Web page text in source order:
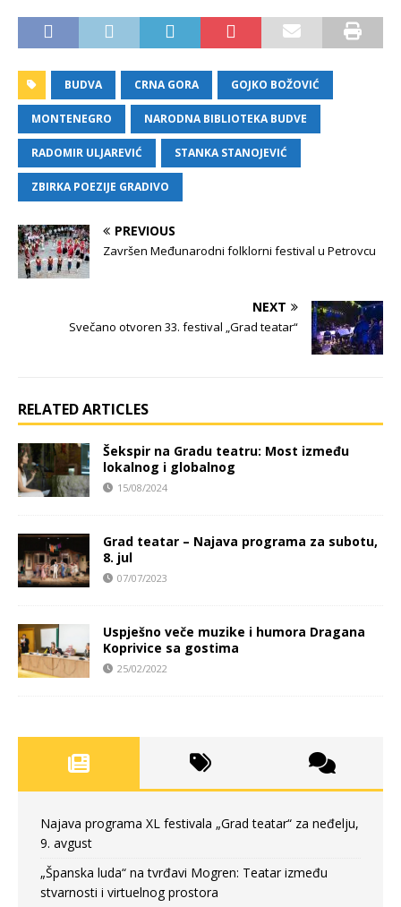
BUDVA CRNA GORA GOJKO BOŽOVIĆ
MONTENEGRO NARODNA BIBLIOTEKA BUDVE
RADOMIR ULJAREVIĆ STANKA STANOJEVIĆ
ZBIRKA POEZIJE GRADIVO
PREVIOUS
Završen Međunarodni folklorni festival u Petrovcu
NEXT
Svečano otvoren 33. festival „Grad teatar“
RELATED ARTICLES
Šekspir na Gradu teatru: Most između
lokalnog i globalnog
15/08/2024
Grad teatar – Najava programa za subotu,
8. jul
07/07/2023
Uspješno veče muzike i humora Dragana
Koprivice sa gostima
25/02/2022
Najava programa XL festivala „Grad teatar“ za neđelju,
9. avgust
„Španska luda“ na tvrđavi Mogren: Teatar između
stvarnosti i virtuelnog prostora